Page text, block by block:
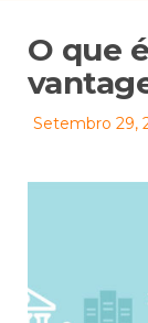
O que
Setembro 29,